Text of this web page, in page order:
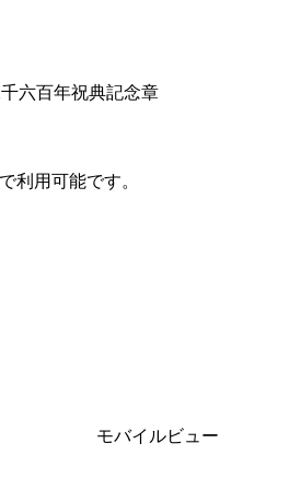
六百年祝典記念章
利用可能です。
モバイルビュー